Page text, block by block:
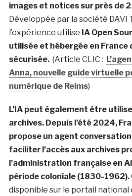
images et notices sur près de
Développée par la société DAVI
l’expérience utilise IA Open
utilisée et hébergée en France
sécurisée. (Article CLIC :
Anna, nouvelle guide virtuelle
numérique de Reims)
L’IA peut également être
archives. Depuis l’été 2024,
propose un agent
faciliter l’accès aux archives
l’administration française en
période coloniale (1830-1962).
disponible sur le portail national